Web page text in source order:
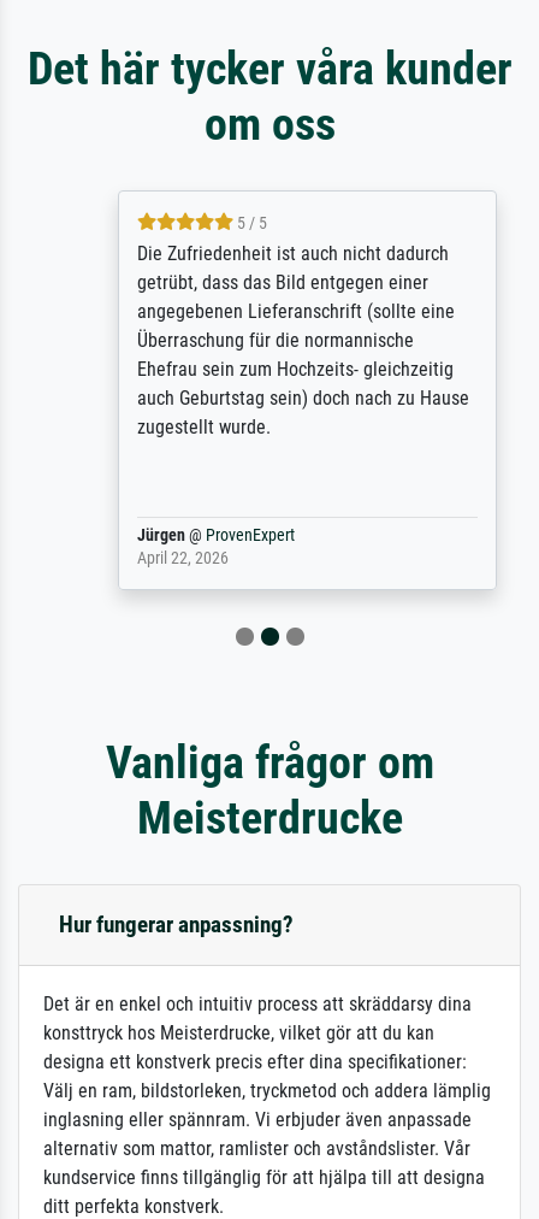
Det här tycker våra kunder
om oss
5 / 5
Die Zufriedenheit ist auch nicht dadurch
getrübt, dass das Bild entgegen einer
angegebenen Lieferanschrift (sollte eine
Überraschung für die normannische
Ehefrau sein zum Hochzeits- gleichzeitig
auch Geburtstag sein) doch nach zu Hause
zugestellt wurde.
Jürgen@ProvenExpert
April 22, 2026
Vanliga frågor om
Meisterdrucke
Hur fungerar anpassning?
Det är en enkel och intuitiv process att skräddarsy dina
konsttryck hos Meisterdrucke, vilket gör att du kan
designa ett konstverk precis efter dina specifikationer:
Välj en ram, bildstorleken, tryckmetod och addera lämplig
inglasning eller spännram. Vi erbjuder även anpassade
alternativ som mattor, ramlister och avståndslister. Vår
kundservice finns tillgänglig för att hjälpa till att designa
ditt perfekta konstverk.